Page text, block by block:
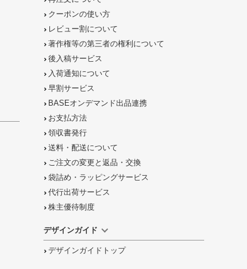
クーポンの使い方
レビュー割について
著作権等の第三者の権利について
後入稿サービス
入荷通知について
早割サービス
BASEオンデマンド出品連携
お支払方法
領収書発行
送料・配送について
ご注文の変更と返品 ・ 交換
袋詰め・ラッピングサービス
代行出荷サービス
株主優待制度
デザインガイド
デザインガイドトップ